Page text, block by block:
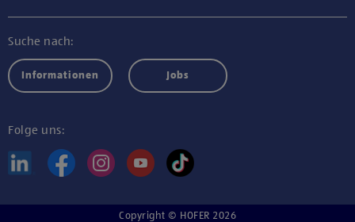
Suche nach:
Informationen Jobs
Folge uns:
Copyright © HOFER 2026